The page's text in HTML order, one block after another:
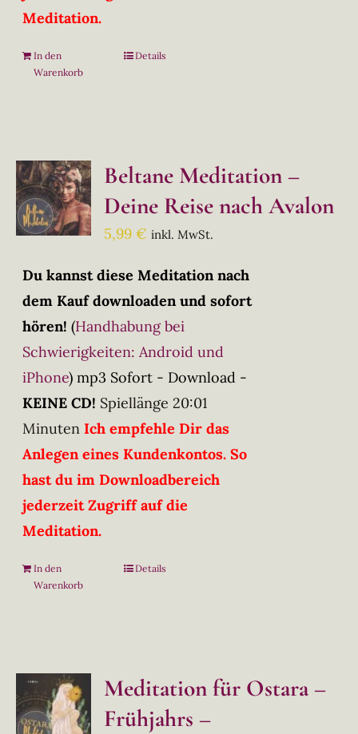
Meditation.
In den
Warenkorb
Details
Beltane Meditation –
Deine Reise nach Avalon
5,99€ inkl. MwSt.
Du kannst diese Meditation nach
dem Kauf downloaden und sofort
hören! (Handhabung bei
Schwierigkeiten: Android und
iPhone) mp3 Sofort - Download -
KEINE CD! Spiellänge 20:01
Minuten Ich empfehle Dir das
Anlegen eines Kundenkontos. So
hast du im Downloadbereich
jederzeit Zugriff auf die
Meditation.
In den
Warenkorb
Details
Meditation für Ostara –
Frühjahrs –